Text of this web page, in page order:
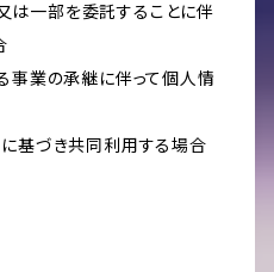
は一部を委託することに伴
事業の承継に伴って個人情
に基づき共同利用する場合